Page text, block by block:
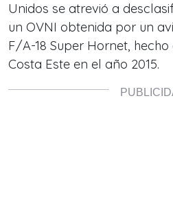
Unidos se atrevió a
un OVNI obtenida por un
F/A-18 Super Hornet,
Costa Este en el año 2015.